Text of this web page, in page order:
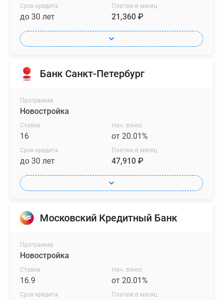
Срок кредита
до 30 лет
Платеж в месяц
21,360 ₽
Банк Санкт-Петербург
Программа
Новостройка
Ставка
16
Нач. взнос
от 20.01%
Срок кредита
до 30 лет
Платеж в месяц
47,910 ₽
Московский Кредитный Банк
Программа
Новостройка
Ставка
16.9
Нач. взнос
от 20.01%
Срок кредита Платеж в месяц